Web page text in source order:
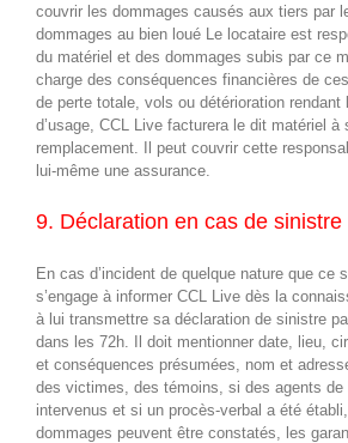
couvrir les dommages causés aux tiers par
dommages au bien loué Le locataire est
du matériel et des dommages subis par ce
charge des conséquences financières de
de perte totale, vols ou détérioration rendant
d’usage, CCL Live facturera le dit matériel à
remplacement. Il peut couvrir cette
lui-même une assurance.
9. Déclaration en cas de sinistre
En cas d’incident de quelque nature que ce
s’engage à informer CCL Live dès la
à lui transmettre sa déclaration de sinistre
dans les 72h. Il doit mentionner date, lieu,
et conséquences présumées, nom et
des victimes, des témoins, si des agents de
intervenus et si un procès-verbal a été
dommages peuvent être constatés, les